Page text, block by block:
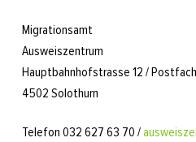
Migrationsamt
Ausweiszentrum
Hauptbahnhofstrasse 12 /
4502 Solothurn
Telefon 032 627 63 70 /